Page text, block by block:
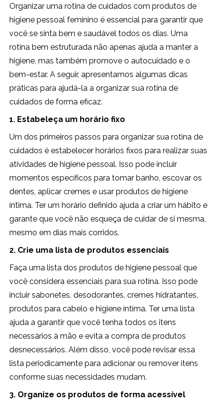
Organizar uma rotina de cuidados com produtos de
higiene pessoal feminino é essencial para garantir que
você se sinta bem e saudável todos os dias. Uma
rotina bem estruturada não apenas ajuda a manter a
higiene, mas também promove o autocuidado e o
bem-estar. A seguir, apresentamos algumas dicas
práticas para ajudá-la a organizar sua rotina de
cuidados de forma eficaz.
1. Estabeleça um horário fixo
Um dos primeiros passos para organizar sua rotina de
cuidados é estabelecer horários fixos para realizar suas
atividades de higiene pessoal. Isso pode incluir
momentos específicos para tomar banho, escovar os
dentes, aplicar cremes e usar produtos de higiene
íntima. Ter um horário definido ajuda a criar um hábito e
garante que você não esqueça de cuidar de si mesma,
mesmo em dias mais corridos.
2. Crie uma lista de produtos essenciais
Faça uma lista dos produtos de higiene pessoal que
você considera essenciais para sua rotina. Isso pode
incluir sabonetes, desodorantes, cremes hidratantes,
produtos para cabelo e higiene íntima. Ter uma lista
ajuda a garantir que você tenha todos os itens
necessários à mão e evita a compra de produtos
desnecessários. Além disso, você pode revisar essa
lista periodicamente para adicionar ou remover itens
conforme suas necessidades mudam.
3. Organize os produtos de forma acessível